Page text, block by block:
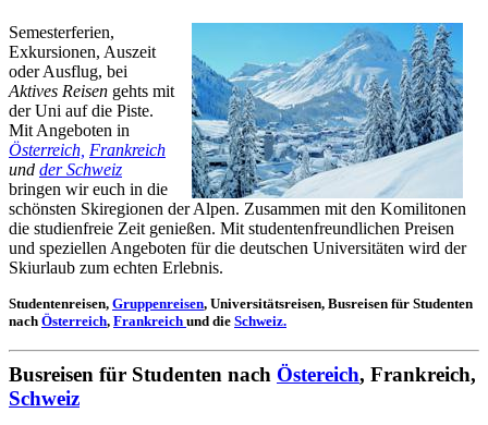
Semesterferien,
Exkursionen, Auszeit
oder Ausflug, bei
Aktives Reisen gehts mit
der Uni auf die Piste.
Mit Angeboten in
Österreich, Frankreich
und der Schweiz
bringen wir euch in die
schönsten Skiregionen der Alpen. Zusammen mit den Komilitonen
die studienfreie Zeit genießen. Mit studentenfreundlichen Preisen
und speziellen Angeboten für die deutschen Universitäten wird der
Skiurlaub zum echten Erlebnis.
Studentenreisen, Gruppenreisen, Universitätsreisen, Busreisen für Studenten
nach Österreich, Frankreich und die Schweiz.
Busreisen für Studenten nach Östereich, Frankreich,
Schweiz